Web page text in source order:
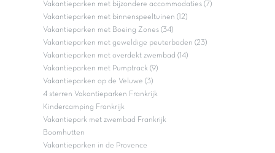
Vakantieparken met bijzondere accommodaties (7)
Vakantieparken met binnenspeeltuinen (12)
Vakantieparken met Boeing Zones (34)
Vakantieparken met geweldige peuterbaden (23)
Vakantieparken met overdekt zwembad (14)
Vakantieparken met Pumptrack (9)
Vakantieparken op de Veluwe (3)
4 sterren Vakantieparken Frankrijk
Kindercamping Frankrijk
Vakantiepark met zwembad Frankrijk
Boomhutten
Vakantieparken in de Provence